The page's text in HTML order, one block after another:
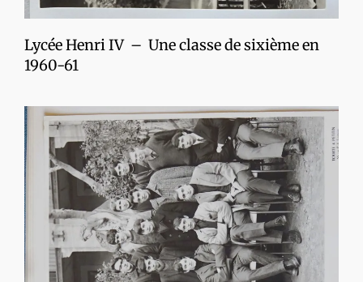
Lycée Henri IV – Une classe de sixième en
1960-61